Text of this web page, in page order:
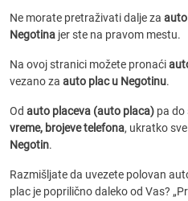
Ne morate pretraživati dalje za
Negotina jer ste na pravom mestu.
Na ovoj stranici možete pronaći
vezano za auto plac u Negotinu.
Od auto placeva (auto placa) pa do
vreme, brojeve telefona, ukratko
Negotin.
Razmišljate da uvezete polovan
plac je poprilično daleko od Vas?